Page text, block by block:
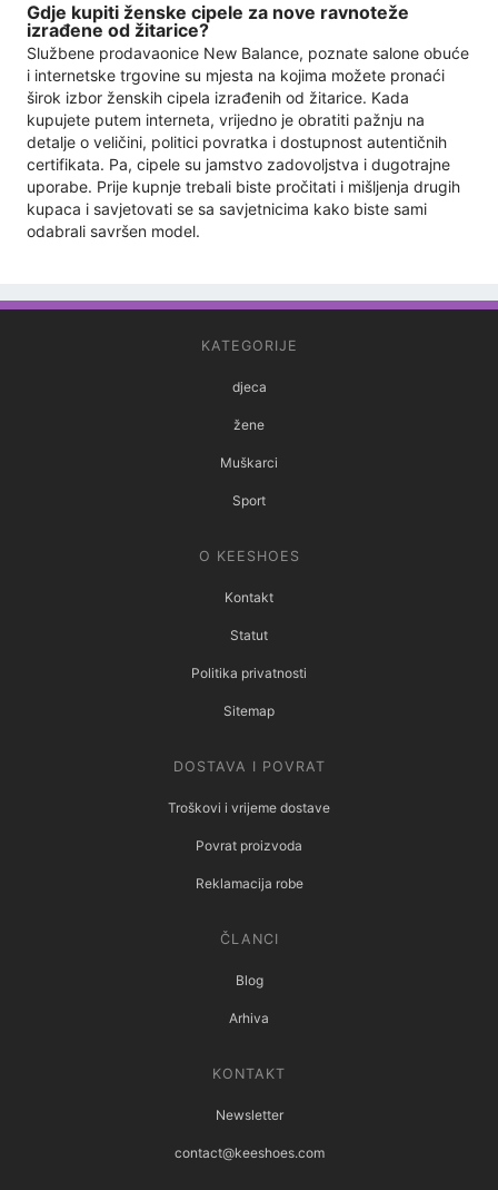
Gdje kupiti ženske cipele za nove ravnoteže
izrađene od žitarice?
Službene prodavaonice New Balance, poznate salone obuće
i internetske trgovine su mjesta na kojima možete pronaći
širok izbor ženskih cipela izrađenih od žitarice. Kada
kupujete putem interneta, vrijedno je obratiti pažnju na
detalje o veličini, politici povratka i dostupnost autentičnih
certifikata. Pa, cipele su jamstvo zadovoljstva i dugotrajne
uporabe. Prije kupnje trebali biste pročitati i mišljenja drugih
kupaca i savjetovati se sa savjetnicima kako biste sami
odabrali savršen model.
KATEGORIJE
djeca
žene
Muškarci
Sport
O KEESHOES
Kontakt
Statut
Politika privatnosti
Sitemap
DOSTAVA I POVRAT
Troškovi i vrijeme dostave
Povrat proizvoda
Reklamacija robe
ČLANCI
Blog
Arhiva
KONTAKT
Newsletter
contact@keeshoes.com